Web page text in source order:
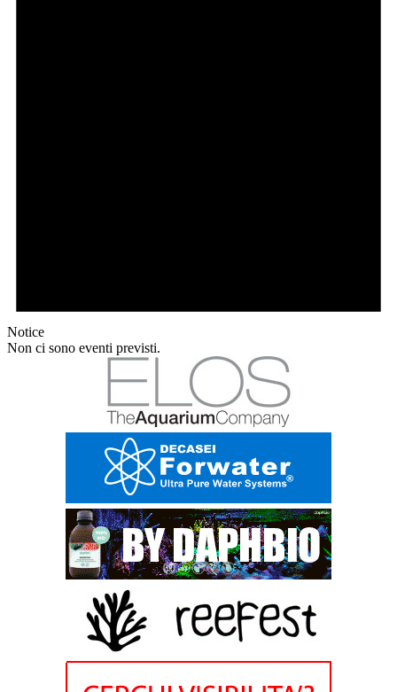
Notice
Non ci sono eventi previsti.